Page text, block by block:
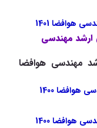
هوافضا 1401
ارشد مهندسی
مهندسی هوافضا
1400
هوافضا 1400